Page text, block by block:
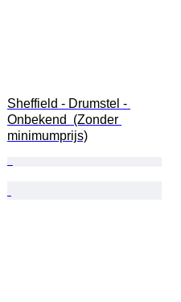
Sheffield - Drumstel -
Onbekend  (Zonder
minimumprijs)